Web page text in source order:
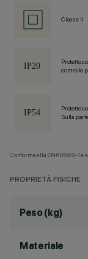
Classe II
Protetto
contro la
Protetto
Sulla
Conforme alla EN60598-1 e
PROPRIETÀ FISICHE
Peso (kg)
Materiale